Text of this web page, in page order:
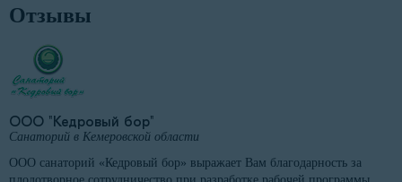
Отзывы
ООО "Кедровый бор"
Санаторий в Кемеровской области
ООО санаторий «Кедровый бор» выражает Вам благодарность за